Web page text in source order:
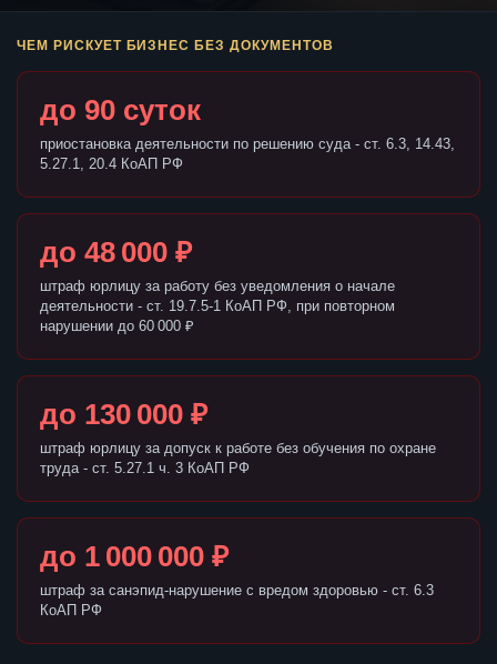
ЧЕМ РИСКУЕТ БИЗНЕС БЕЗ ДОКУМЕНТОВ
до 90 суток
приостановка деятельности по решению суда - ст. 6.3, 14.43,
5.27.1, 20.4 КоАП РФ
до 48 000 ₽
штраф юрлицу за работу без уведомления о начале
деятельности - ст. 19.7.5-1 КоАП РФ, при повторном
нарушении до 60 000 ₽
до 130 000 ₽
штраф юрлицу за допуск к работе без обучения по охране
труда - ст. 5.27.1 ч. 3 КоАП РФ
до 1 000 000 ₽
штраф за санэпид-нарушение с вредом здоровью - ст. 6.3
КоАП РФ